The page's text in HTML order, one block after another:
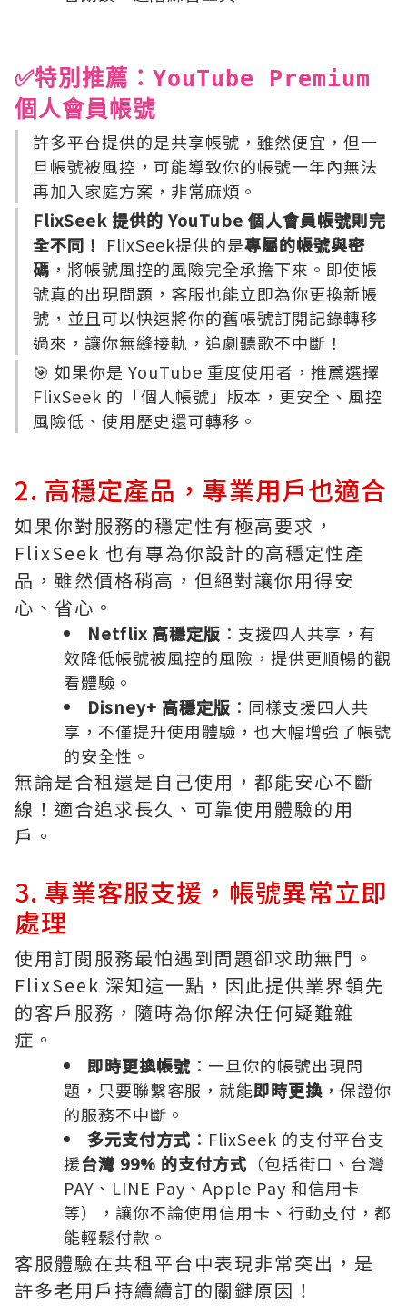
✅特別推薦：YouTube Premium
個人會員帳號
許多平台提供的是共享帳號，雖然便宜，但一
旦帳號被風控，可能導致你的帳號一年內無法
再加入家庭方案，非常麻煩。
FlixSeek 提供的 YouTube 個人會員帳號則完
全不同！ FlixSeek提供的是專屬的帳號與密
碼 ，將帳號風控的風險完全承擔下來。即使帳
號真的出現問題，客服也能立即為你更換新帳
號，並且可以快速將你的舊帳號訂閱記錄轉移
過來，讓你無縫接軌，追劇聽歌不中斷！
🎯 如果你是 YouTube 重度使用者，推薦選擇
FlixSeek 的「個人帳號」版本，更安全、風控
風險低、使用歷史還可轉移。
2. 高穩定產品，專業用戶也適合
如果你對服務的穩定性有極高要求，
FlixSeek 也有專為你設計的高穩定性產
品，雖然價格稍高，但絕對讓你用得安
心、省心。
Netflix 高穩定版 ：支援四人共享，有
效降低帳號被風控的風險，提供更順暢的觀
看體驗。
Disney+ 高穩定版 ：同樣支援四人共
享，不僅提升使用體驗，也大幅增強了帳號
的安全性。
無論是合租還是自己使用，都能安心不斷
線！適合追求長久、可靠使用體驗的用
戶。
3. 專業客服支援，帳號異常立即
處理
使用訂閱服務最怕遇到問題卻求助無門。
FlixSeek 深知這一點，因此提供業界領先
的客戶服務，隨時為你解決任何疑難雜
症。
即時更換帳號 ：一旦你的帳號出現問
題，只要聯繫客服，就能即時更換 ，保證你
的服務不中斷。
多元支付方式 ：FlixSeek 的支付平台支
援台灣 99% 的支付方式 （包括街口、台灣
PAY、LINE Pay、Apple Pay 和信用卡
等），讓你不論使用信用卡、行動支付，都
能輕鬆付款。
客服體驗在共租平台中表現非常突出，是
許多老用戶持續續訂的關鍵原因！